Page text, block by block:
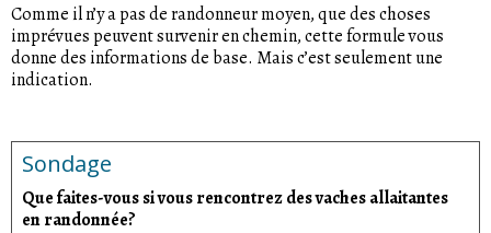
Comme il n’y a pas de randonneur moyen, que des choses
imprévues peuvent survenir en chemin, cette formule vous
donne des informations de base. Mais c’est seulement une
indication.
Sondage
Que faites-vous si vous rencontrez des vaches allaitantes
en randonnée?